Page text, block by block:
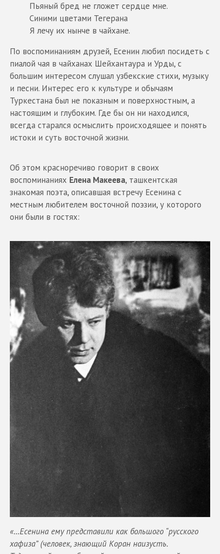
Пьяный бред не гложет сердце мне.
Синими цветами Тегерана
Я лечу их нынче в чайхане.
По воспоминаниям друзей, Есенин любил посидеть с
пиалой чая в чайханах Шейхантаура и Урды, с
большим интересом слушал узбекские стихи, музыку
и песни. Интерес его к культуре и обычаям
Туркестана был не показным и поверхностным, а
настоящим и глубоким. Где бы он ни находился,
всегда старался осмыслить происходящее и понять
истоки и суть восточной жизни.
Об этом красноречиво говорит в своих
воспоминаниях Елена Макеева, ташкентская
знакомая поэта, описавшая встречу Есенина с
местным любителем восточной поэзии, у которого
они были в гостях:
«…Есенина ему представили как большого “русского
хафиза” (человек, знающий Коран наизусть.